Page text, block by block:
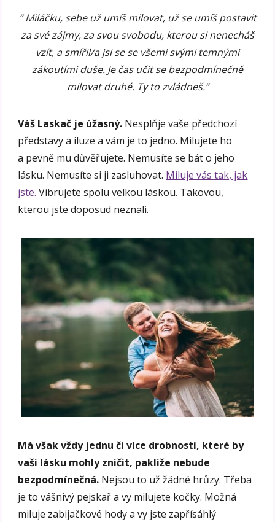
“ Miláčku, sebe už umíš milovat, už se umíš postavit
za své zájmy, za svou svobodu, kterou si nenecháš
vzít, a smířil/a jsi se se všemi svými temnými
zákoutími duše. Je čas učit se bezpodmínečně
milovat druhé. Ty to zvládneš.”
Váš Laskač je úžasný. Nesplňje vaše předchozí
představy a iluze a vám je to jedno. Milujete ho
a pevně mu důvěřujete. Nemusíte se bát o jeho
lásku. Nemusíte si ji zasluhovat. Miluje vás tak, jak
jste. Vibrujete spolu velkou láskou. Takovou,
kterou jste doposud neznali.
Má však vždy jednu či více drobností, které by
vaši lásku mohly zničit, pakliže nebude
bezpodmínečná. Nejsou to už žádné hrůzy. Třeba
je to vášnivý pejskař a vy milujete kočky. Možná
miluje zabijačkové hody a vy jste zapřísáhlý